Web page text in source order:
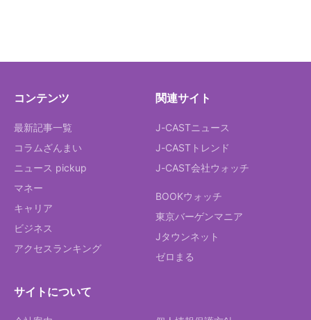
コンテンツ
最新記事一覧
コラムざんまい
ニュース pickup
マネー
キャリア
ビジネス
アクセスランキング
関連サイト
J-CASTニュース
J-CASTトレンド
J-CAST会社ウォッチ
BOOKウォッチ
東京バーゲンマニア
Jタウンネット
ゼロまる
サイトについて